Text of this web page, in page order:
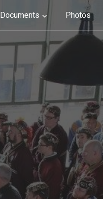
Documents Photos